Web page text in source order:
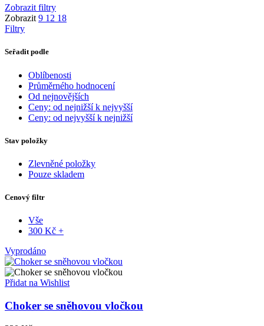
Zobrazit filtry
Zobrazit 9 12 18
Filtry
Seřadit podle
Oblíbenosti
Průměrného hodnocení
Od nejnovějších
Ceny: od nejnižší k nejvyšší
Ceny: od nejvyšší k nejnižší
Stav položky
Zlevněné položky
Pouze skladem
Cenový filtr
Vše
300 Kč +
Vyprodáno
Přidat na Wishlist
Choker se sněhovou vločkou